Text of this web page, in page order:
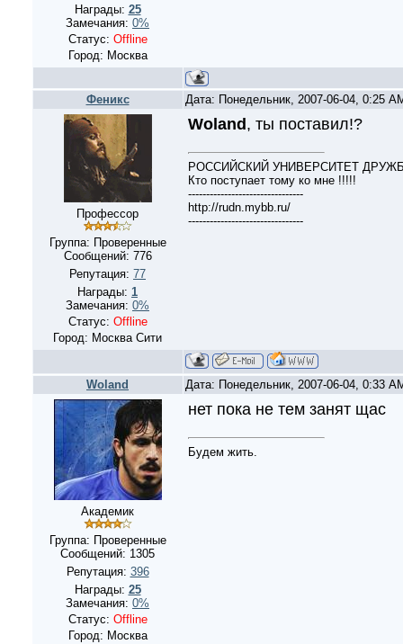
Награды: 25
Замечания: 0%
Статус: Offline
Город: Москва
Феникс Дата: Понедельник, 2007-06-04, 0:25
Профессор
Группа: Проверенные
Сообщений: 776
Репутация: 77
Награды: 1
Замечания: 0%
Статус: Offline
Город: Москва Сити
Woland, ты поставил!?
РОССИЙСКИЙ УНИВЕРСИТЕТ
Кто поступает тому ко мне !!!!!
--------------------------------
http://rudn.mybb.ru/
--------------------------------
Woland Дата: Понедельник, 2007-06-04, 0:33
Академик
Группа: Проверенные
Сообщений: 1305
Репутация: 396
Награды: 25
Замечания: 0%
Статус: Offline
Город: Москва
нет пока не тем занят щас
Будем жить.